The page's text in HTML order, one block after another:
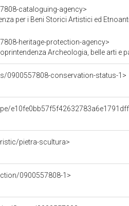
cataloguing-agency>
per i Beni Storici Artistici ed
heritage-protection-agency>
Archeologia, belle arti e
0900557808-conservation-status-1>
pietra-scultura>
0900557808-1>